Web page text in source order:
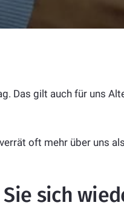
Das gilt auch für uns
oft mehr über uns
sich